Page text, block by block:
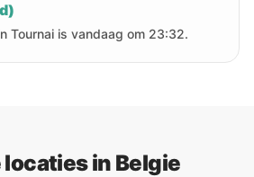
Tournai is vandaag om 23:32.
in Belgie